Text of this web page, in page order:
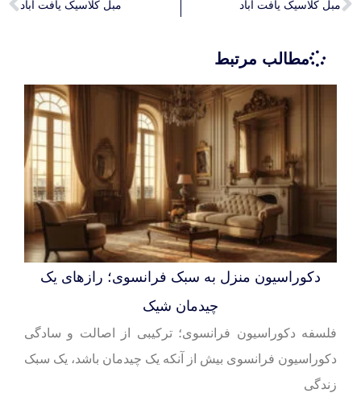
مبل کلاسیک یافت آباد مبل کلاسیک یافت آباد
مطالب مرتبط
دکوراسیون منزل به سبک فرانسوی؛ رازهای یک
چیدمان شیک
فلسفه دکوراسیون فرانسوی؛ ترکیبی از اصالت و سادگی
دکوراسیون فرانسوی بیش از آنکه یک چیدمان باشد، یک سبک
زندگی